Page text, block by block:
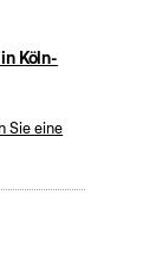
Köln-
Sie eine